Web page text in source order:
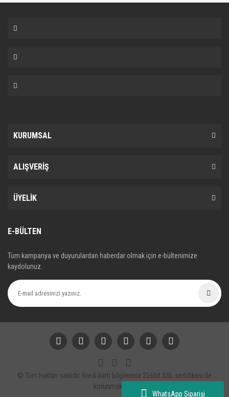
WhatsApp Siparişi
KURUMSAL
ALIŞVERİŞ
ÜYELİK
E-BÜLTEN
Tüm kampanya ve duyurulardan haberdar olmak için e-bültenimize
kaydolunuz.
© Tüm hakları saklıdır. Kredi kartı bilgileriniz 256bit SSL sertifikası ile
korunmaktadır.